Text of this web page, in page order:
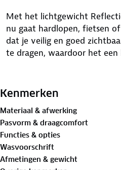
Met het lichtgewicht
nu gaat hardlopen, fietsen
dat je veilig en goed
te dragen, waardoor het
Dit reflecterende
heeft aan de voorzijde 4
kunt de lampjes eenvoudig
Dankzij de verstelbare,
het gebruiksgemak vergroot.
Praktische tips voor gebruik
Kenmerken
Materiaal & afwerking
Pasvorm & draagcomfort
Functies & opties
Wasvoorschrift
Afmetingen & gewicht